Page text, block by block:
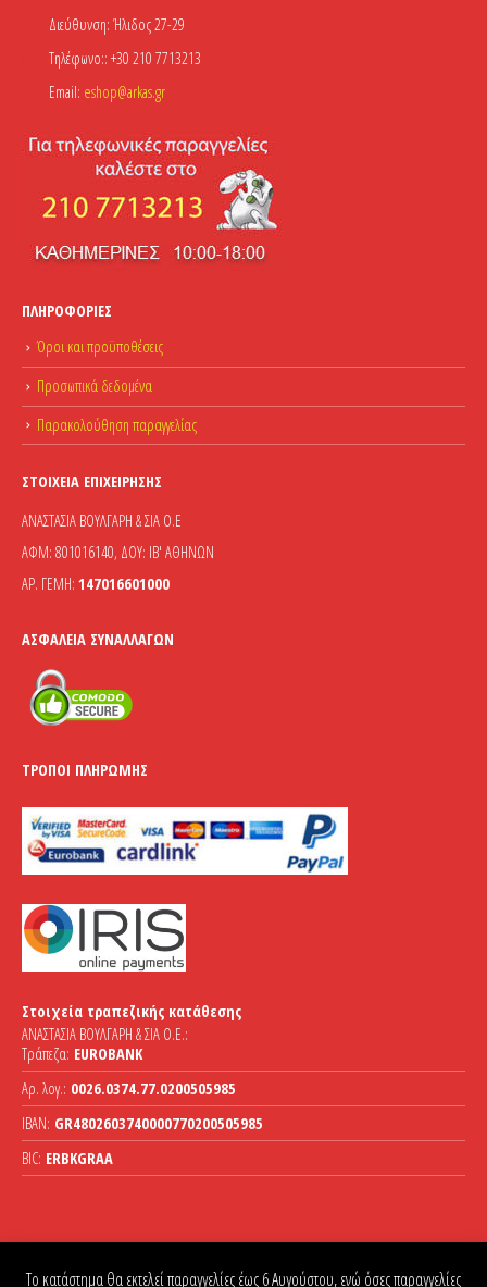
Το κατάστημα θα εκτελεί παραγγελίες έως 6 Αυγούστου, ενώ όσες παραγγελίες
Διεύθυνση: Ήλιδος 27-29
Τηλέφωνο:: +30 210 7713213
Email: eshop@arkas.gr
ΠΛΗΡΟΦΟΡΊΕΣ
Όροι και προϋποθέσεις
Προσωπικά δεδομένα
Παρακολούθηση παραγγελίας
ΣΤΟΙΧΕΊΑ ΕΠΙΧΕΊΡΗΣΗΣ
ΑΝΑΣΤΑΣΙΑ ΒΟΥΛΓΑΡΗ & ΣΙΑ Ο.Ε
ΑΦΜ: 801016140, ΔΟΥ: ΙΒ' ΑΘΗΝΩΝ
ΑΡ. ΓΕΜΗ: 147016601000
ΑΣΦΆΛΕΙΑ ΣΥΝΑΛΛΑΓΏΝ
ΤΡΌΠΟΙ ΠΛΗΡΩΜΉΣ
Στοιχεία τραπεζικής κατάθεσης
ΑΝΑΣΤΑΣΙΑ ΒΟΥΛΓΑΡΗ & ΣΙΑ Ο.Ε.:
Τράπεζα: EUROBANK
Αρ. λογ.: 0026.0374.77.0200505985
IBAN: GR4802603740000770200505985
BIC: ERBKGRAA